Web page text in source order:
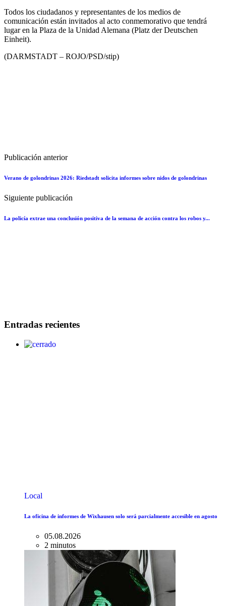
Todos los ciudadanos y representantes de los medios de
comunicación están invitados al acto conmemorativo que tendrá
lugar en la Plaza de la Unidad Alemana (Platz der Deutschen
Einheit).
(DARMSTADT – ROJO/PSD/stip)
Publicación anterior
Verano de golondrinas 2026: Riedstadt solicita informes sobre nidos de golondrinas
Siguiente publicación
La policía extrae una conclusión positiva de la semana de acción contra los robos y...
Entradas recientes
Local
La oficina de informes de Wixhausen solo será parcialmente accesible en agosto
05.08.2026
2 minutos